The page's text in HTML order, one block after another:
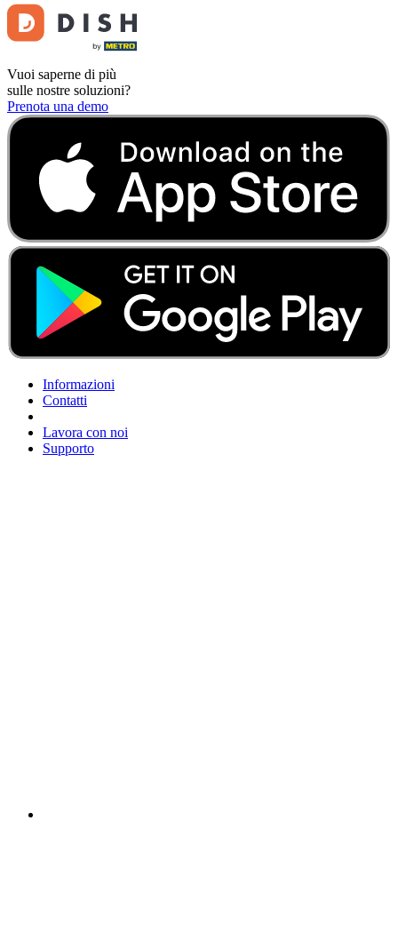
Vuoi saperne di più
sulle nostre soluzioni?
Prenota una demo
Informazioni
Contatti
Lavora con noi
Supporto